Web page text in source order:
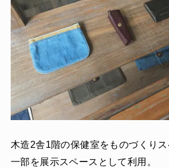
木造2舎1階の保健室をものづくり
一部を展示スペースとして利用。